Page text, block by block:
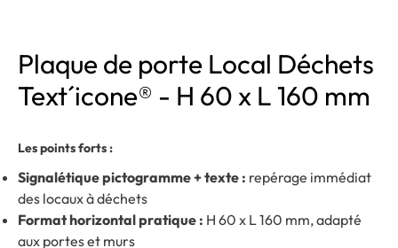
Plaque de porte Local Déchets
Text´icone® - H 60 x L 160 mm
Les points forts :
Signalétique pictogramme + texte : repérage immédiat
des locaux à déchets
Format horizontal pratique : H 60 x L 160 mm, adapté
aux portes et murs